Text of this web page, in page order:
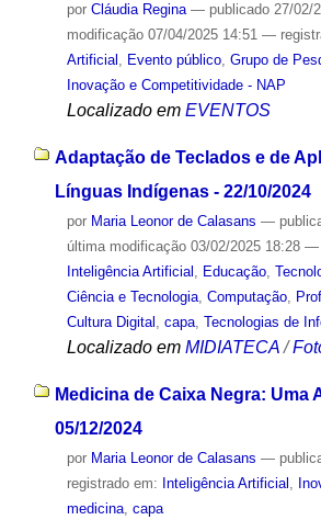
por Cláudia Regina — publicado27/02/
modificação07/04/2025 14:51 —
Artificial , Evento público, Grupo de
Inovação e Competitividade - NAP
Localizado em EVENTOS
Adaptação de Teclados e de
Línguas Indígenas - 22/10/2024
por Maria Leonor de Calasans —
última modificação03/02/2025 18:28 —
Inteligência Artificial , Educação,
Ciência e Tecnologia, Computação,
Cultura Digital , capa, Tecnologias de
Localizado em MIDIATECA /
Medicina de Caixa Negra: Uma
05/12/2024
por Maria Leonor de Calasans —
registrado em: Inteligência Artificial
medicina, capa